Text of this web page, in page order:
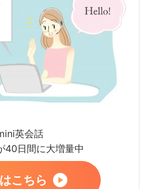
英会話
40日間に大増量中
こちら